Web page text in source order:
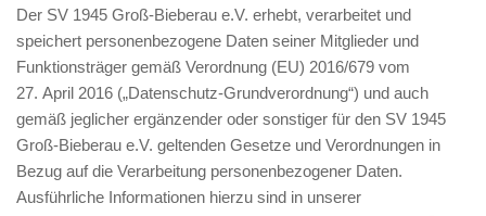
Der SV 1945 Groß-Bieberau e.V. erhebt, verarbeitet und
speichert personenbezogene Daten seiner Mitglieder und
Funktionsträger gemäß Verordnung (EU) 2016/679 vom
27. April 2016 („Datenschutz-Grundverordnung“) und auch
gemäß jeglicher ergänzender oder sonstiger für den SV 1945
Groß-Bieberau e.V. geltenden Gesetze und Verordnungen in
Bezug auf die Verarbeitung personenbezogener Daten.
Ausführliche Informationen hierzu sind in unserer